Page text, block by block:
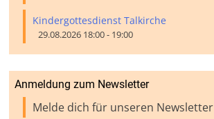
Kindergottesdienst Talkirche
29.08.2026 18:00 - 19:00
Anmeldung zum Newsletter
Melde dich für unseren Newsletter